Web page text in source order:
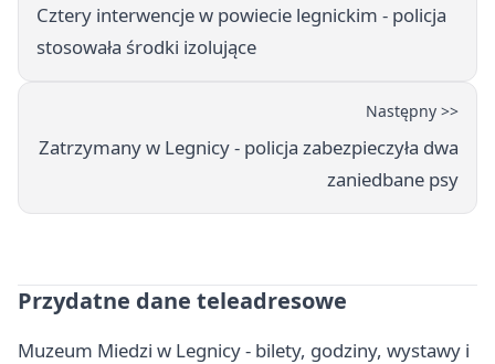
Cztery interwencje w powiecie legnickim - policja
stosowała środki izolujące
Następny >>
Zatrzymany w Legnicy - policja zabezpieczyła dwa
zaniedbane psy
Przydatne dane teleadresowe
Muzeum Miedzi w Legnicy - bilety, godziny, wystawy i